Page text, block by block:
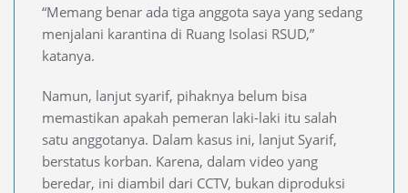
“Memang benar ada tiga anggota saya yang sedang
menjalani karantina di Ruang Isolasi RSUD,”
katanya.
Namun, lanjut syarif, pihaknya belum bisa
memastikan apakah pemeran laki-laki itu salah
satu anggotanya. Dalam kasus ini, lanjut Syarif,
berstatus korban. Karena, dalam video yang
beredar, ini diambil dari CCTV, bukan diproduksi